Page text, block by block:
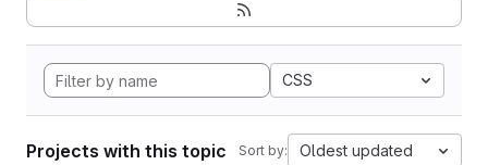
CSS
Projects with this topic Sort by: Oldest updated